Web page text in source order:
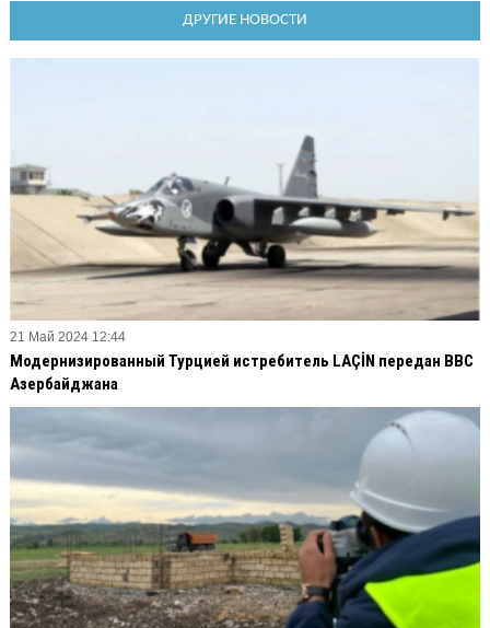
ДРУГИЕ НОВОСТИ
21 Май 2024 12:44
Модернизированный Турцией истребитель LAÇİN передан ВВС
Азербайджана